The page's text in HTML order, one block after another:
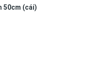
50cm (cái)